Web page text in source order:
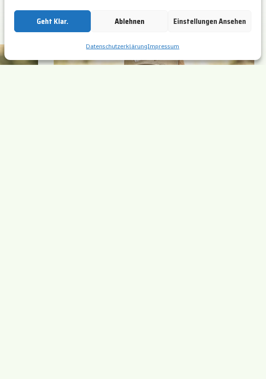
Geht Klar. Ablehnen Einstellungen Ansehen
DatenschutzerklärungImpressum